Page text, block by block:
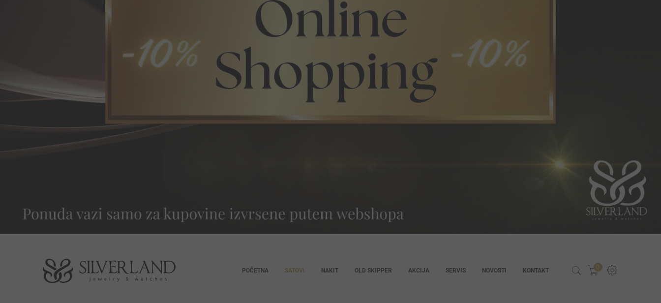
POČETNA SATOVI NAKIT OLD SKIPPER AKCIJA SERVIS NOVOSTI KONTAKT 0